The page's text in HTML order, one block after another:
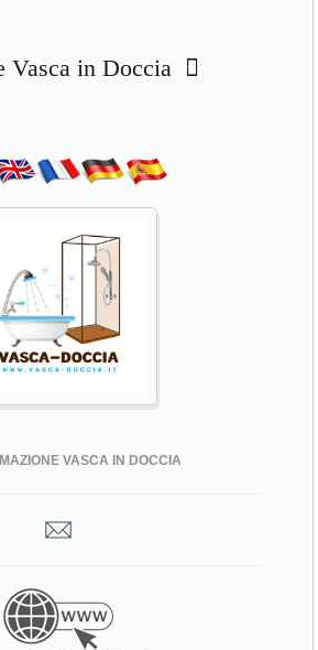
Vasca in Doccia
VASCA IN DOCCIA